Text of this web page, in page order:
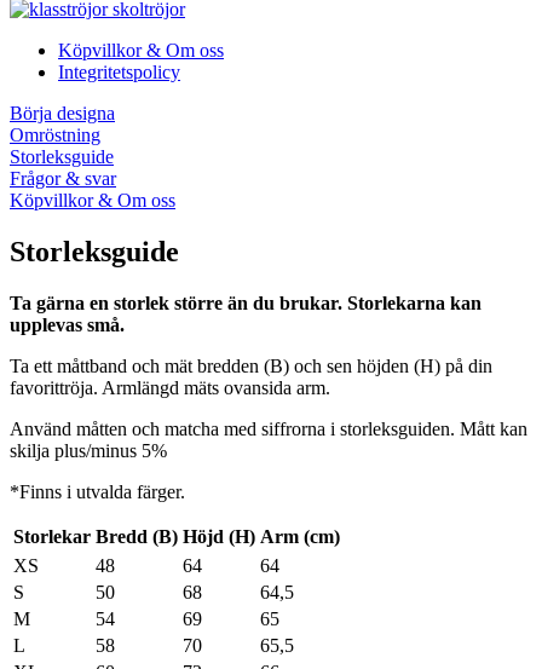
Köpvillkor & Om oss
Integritetspolicy
Börja designa
Omröstning
Storleksguide
Frågor & svar
Köpvillkor & Om oss
Storleksguide
Ta gärna en storlek större än du brukar. Storlekarna kan
upplevas små.
Ta ett måttband och mät bredden (B) och sen höjden (H) på din
favorittröja. Armlängd mäts ovansida arm.
Använd måtten och matcha med siffrorna i storleksguiden. Mått kan
skilja plus/minus 5%
*Finns i utvalda färger.
Storlekar Bredd (B) Höjd (H) Arm (cm)
XS
48 64
64
S
50 68
64,5
M
54 69
65
L
58 70
65,5